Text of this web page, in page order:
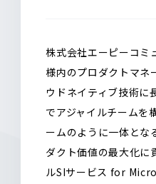
株式会社エーピーコミ
様内のプロダクトマネ
ウドネイティブ技術に
でアジャイルチームを
ームのように一体とな
ダクト価値の最大化に
ルSIサービス for